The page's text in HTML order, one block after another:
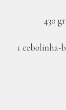
430
1 cebolinha-